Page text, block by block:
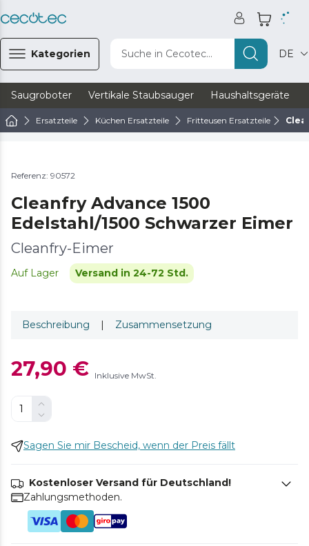
Kategorien Suche in Cecotec... DE
Saugroboter Vertikale Staubsauger Haushaltsgeräte
Ersatzteile Küchen Ersatzteile Fritteusen Ersatzteile
Referenz: 90572
Cleanfry Advance 1500
Edelstahl/1500 Schwarzer Eimer
Cleanfry-Eimer
Auf Lager Versand in 24-72 Std.
Beschreibung | Zusammensetzung
27,90 € Inklusive MwSt.
Sagen Sie mir Bescheid, wenn der Preis fällt
Kostenloser Versand für Deutschland!
Zahlungsmethoden.